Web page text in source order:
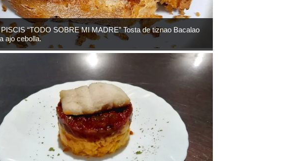
“TODO SOBRE MI MADRE” Tosta de tiznao Bacalao
ajo cebolla.